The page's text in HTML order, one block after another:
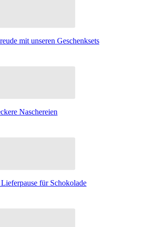
mit unseren Geschenksets
Naschereien
für Schokolade